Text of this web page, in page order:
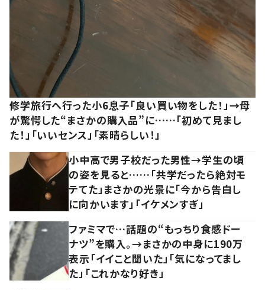
修学旅行へ行った小6息子「良い買い物をした！」→母
が驚愕した“まさかの購入品”に……「初めて見まし
た！」「いいセンス」「素晴らしい！」
小中高で男子校だった男性→学生の頃
の姿を見ると……「共学だったら絶対モ
テてた」まさかの光景に「今から告白し
に向かいます」「イケメンすぎ」
ファミマで…話題の“もっちり食感ドー
ナツ”を購入。→まさかの中身に190万
表示「イイこと聞いた」「気になってまし
た」「これかなり好き」